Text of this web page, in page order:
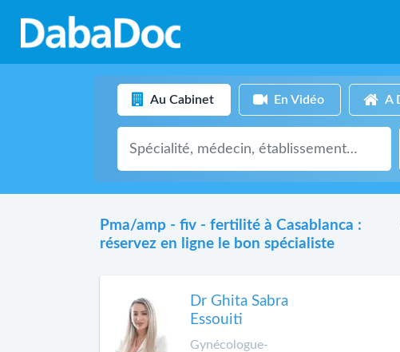
Au Cabinet En Vidéo A
Pma/amp - fiv - fertilité à Casablanca :
réservez en ligne le bon spécialiste
Dr Ghita Sabra
Essouiti
Gynécologue-